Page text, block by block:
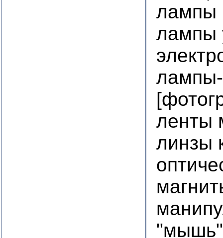
лампы
лампы
ленты
линзы
"мышь"